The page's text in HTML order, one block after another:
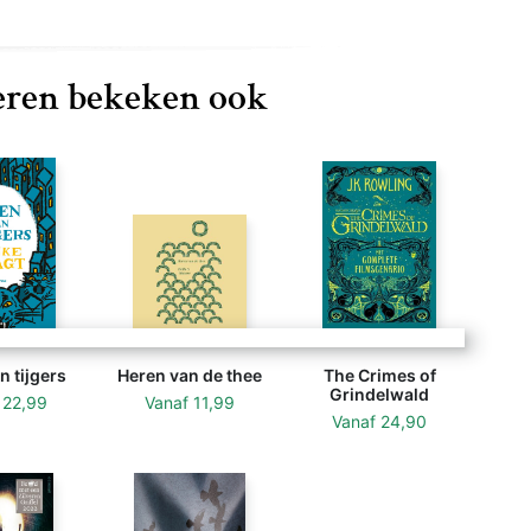
bekeken ook
tijgers
22,99
Heren van de thee
Vanaf 11,99
The Crimes of
Grindelwald
Vanaf 24,90